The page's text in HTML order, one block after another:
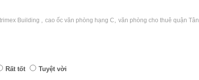
Building cao ốc văn phòng hạng C
văn phòng cho thuê quận Tân
Rất tốt Tuyệt vời